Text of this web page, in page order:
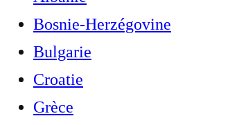
Bosnie-Herzégovine
Bulgarie
Croatie
Grèce